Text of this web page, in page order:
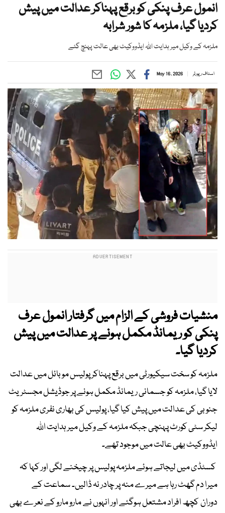
انمول عرف پنکی کو برقع پہناکر عدالت میں پیش
کردیا گیا، ملزمہ کا شور شرابہ
ملزمہ کے وکیل میر ہدایت اللہ ایڈووکیٹ بھی عالت پہنچ گئے
اسٹاف رپورٹر May 16, 2026
منشیات فروشی کے الزام میں گرفتار انمول عرف
پنکی کو ریمانڈ مکمل ہونے پر عدالت میں پیش
کردیا گیا۔
ملزمہ کو سخت سیکیورٹی میں برقع پہناکر پولیس موبائل میں عدالت
لایا گیا، ملزمہ کو جسمانی ریمانڈ مکمل ہونے پر جوڈیشل مجسٹریٹ
جنوبی کی عدالت میں پیش کیا گیا، پولیس کی بھاری نفری ملزمہ کو
لیکر سٹی کورٹ پہنچی جبکہ ملزمہ کے وکیل میر ہدایت اللہ
ایڈووکیٹ بھی عالت میں موجود تھے۔
کسٹڈی میں لیجاتے ہوئے ملزمہ پولیس پر چیخنے لگی اور کہا کہ
میرا دم گھٹ رہا ہے میرے منہ پر چادر نہ ڈالیں۔ سماعت کے
دوران کچھ افراد مشتعل ہوگئے اور انہوں نے مارو مارو کے نعرے بھی